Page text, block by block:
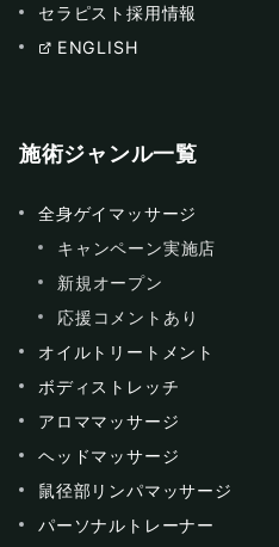
セラピスト採用情報
ENGLISH
施術ジャンル一覧
全身ゲイマッサージ
キャンペーン実施店
新規オープン
応援コメントあり
オイルトリートメント
ボディストレッチ
アロママッサージ
ヘッドマッサージ
鼠径部リンパマッサージ
パーソナルトレーナー